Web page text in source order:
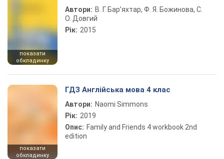
показати
обкладинку
Автори: В. Г. Бар’яхтар, Ф. Я. Божинова, С.
О. Довгий
Рік: 2015
показати
обкладинку
ГДЗ Англійська мова 4 клас
Автори: Naomi Simmons
Рік: 2019
Опис: Family and Friends 4 workbook 2nd
edition